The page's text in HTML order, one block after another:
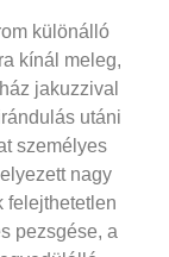
különálló
kínál meleg,
jakuzzival
utáni
személyes
nagy
felejthetetlen
pezsgése, a